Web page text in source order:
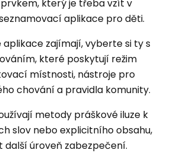
který je třeba vzít v
aplikace pro děti.
aplikace zajímají, vyberte si ty s
které poskytují režim
místnosti, nástroje pro
chování a pravidla komunity.
metody práškové iluze k
slov nebo explicitního obsahu,
další úroveň zabezpečení.